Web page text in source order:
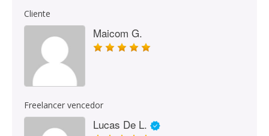
Cliente
Maicom G.
Freelancer vencedor
Lucas De L.